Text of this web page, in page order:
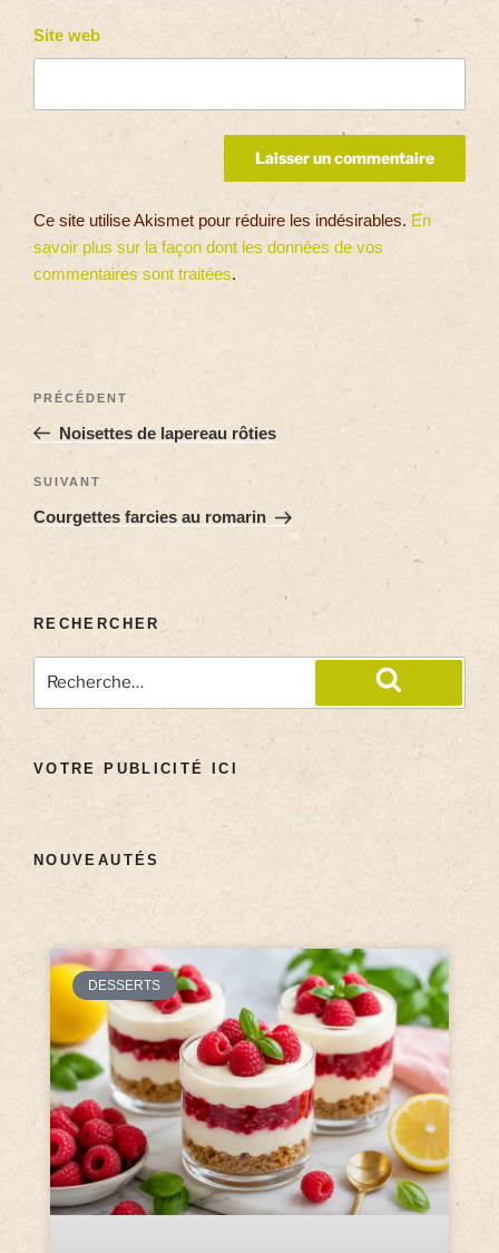
Site web
Ce site utilise Akismet pour réduire les indésirables. En
savoir plus sur la façon dont les données de vos
commentaires sont traitées.
PRÉCÉDENT
Noisettes de lapereau rôties
SUIVANT
Courgettes farcies au romarin
RECHERCHER
VOTRE PUBLICITÉ ICI
NOUVEAUTÉS
DESSERTS